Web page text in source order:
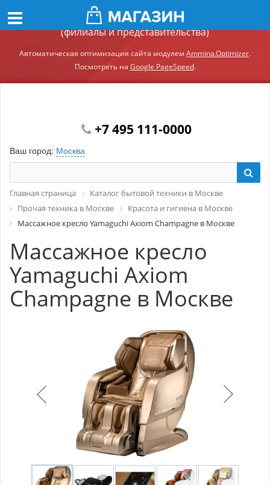
Демонстрационный сайт модуля Ammina.Регионы
(филиалы и представительства)
Автоматическая оптимизация сайта модулем Ammina.Optimizer.
Посмотреть на Google PageSpeed.
+7 495 111-0000
Ваш город: Москва
Главная страница
Каталог бытовой техники в Москве
Прочая техника в Москве
Красота и гигиена в Москве
Массажное кресло Yamaguchi Axiom Champagne в Москве
Массажное кресло
Yamaguchi Axiom
Champagne в Москве